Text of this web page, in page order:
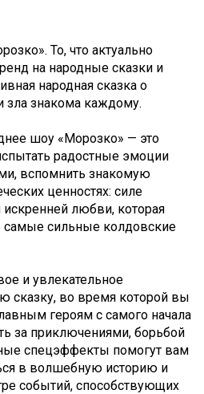
То, что актуально
на народные сказки и
народная сказка о
зла знакома каждому.
шоу «Морозко» — это
радостные эмоции
вспомнить знакомую
ценностях: силе
любви, которая
сильные колдовские
и увлекательное
сказку, во время которой вы
героям с самого начала
за приключениями, борьбой
спецэффекты помогут вам
в волшебную историю и
событий, способствующих